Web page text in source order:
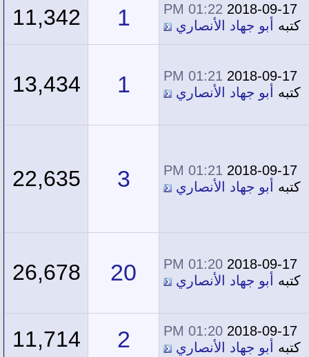
2018-09-17
01:22 PM
كتبه
أبو جهاد الأنصاري 1
11,342
2018-09-17
01:21 PM
كتبه
أبو جهاد الأنصاري 1
13,434
2018-09-17
01:21 PM
كتبه
أبو جهاد الأنصاري 3
22,635
2018-09-17
01:20 PM
كتبه
أبو جهاد الأنصاري 20
26,678
2018-09-17
01:20 PM
كتبه
أبو جهاد الأنصاري 2
11,714